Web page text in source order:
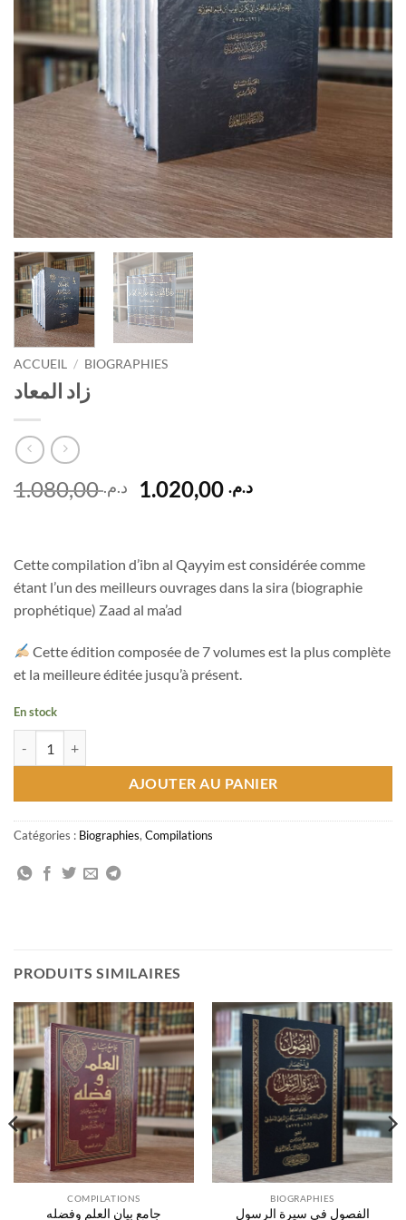
ACCUEIL / BIOGRAPHIES
زاد المعاد
د.م.1.080,00
Le
était :
د.م. 1.080,00.
د.م.1.020,00
Le
est :
Cette compilation d’ibn al Qayyim est considérée comme
étant l’un des meilleurs ouvrages dans la sira (biographie
prophétique) Zaad al ma’ad
Cette édition composée de 7 volumes est la plus complète
et la meilleure éditée jusqu’à présent.
En stock
AJOUTER AU PANIER
Catégories : Biographies,Compilations
PRODUITS SIMILAIRES
COMPILATIONS
جامع بيان العلم وفضله
BIOGRAPHIES
الفصول في سيرة الرسول